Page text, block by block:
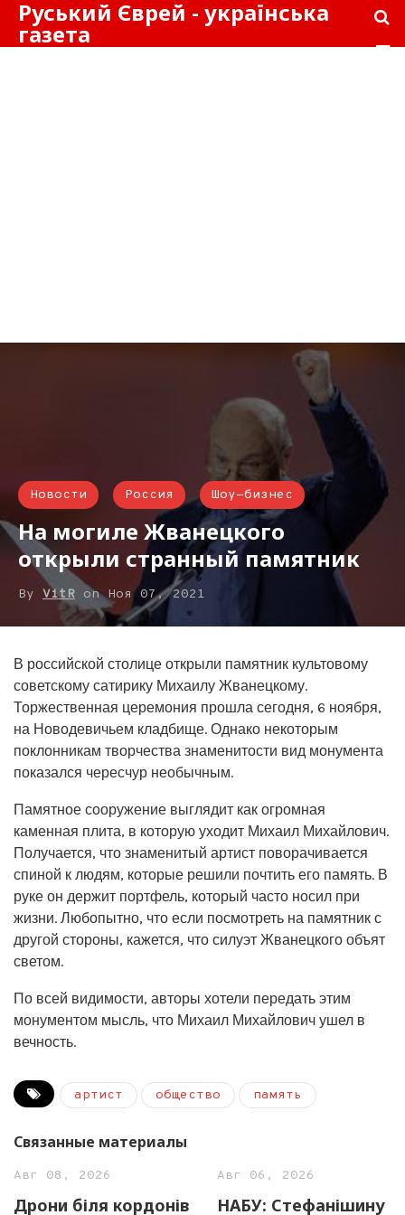
Руський Єврей - українська
газета
Новости Россия Шоу-бизнес
На могиле Жванецкого
открыли странный памятник
By VitR onНоя 07, 2021
В российской столице открыли памятник культовому
советскому сатирику Михаилу Жванецкому.
Торжественная церемония прошла сегодня, 6 ноября,
на Новодевичьем кладбище. Однако некоторым
поклонникам творчества знаменитости вид монумента
показался чересчур необычным.
Памятное сооружение выглядит как огромная
каменная плита, в которую уходит Михаил Михайлович.
Получается, что знаменитый артист поворачивается
спиной к людям, которые решили почтить его память. В
руке он держит портфель, который часто носил при
жизни. Любопытно, что если посмотреть на памятник с
другой стороны, кажется, что силуэт Жванецкого объят
светом.
По всей видимости, авторы хотели передать этим
монументом мысль, что Михаил Михайлович ушел в
вечность.
артист общество память
Связанные материалы
Авг 08, 2026
Дрони біля кордонів
Авг 06, 2026
НАБУ: Стефанішину